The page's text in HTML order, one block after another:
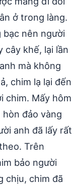
ở trong làng.
bạc nên người
cây khế, lại lần
mà không
chim lạ lại đến
chim. Mấy hôm
đảo vàng
anh đã lấy rất
Trên
bảo người
chịu, chim đã